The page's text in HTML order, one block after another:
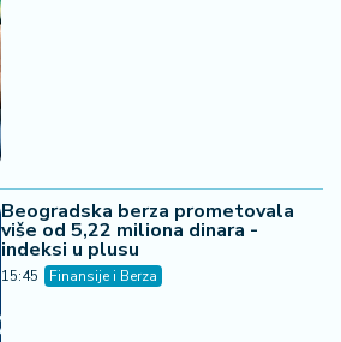
Beogradska berza prometovala
više od 5,22 miliona dinara -
indeksi u plusu
15:45 Finansije i Berza